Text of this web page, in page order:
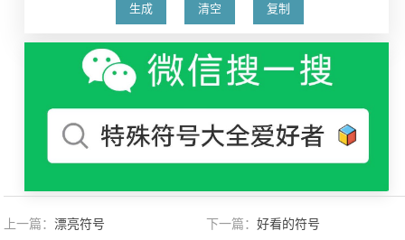
上一篇：漂亮符号 下一篇：好看的符号